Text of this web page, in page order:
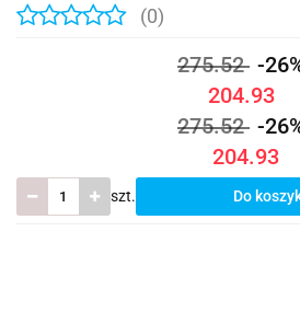
(0)
275.52 -
204.93
275.52 -
204.93
szt. Do